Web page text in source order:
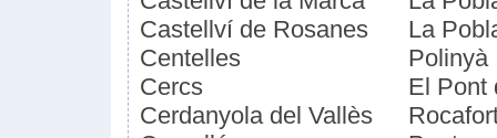
Castellví de Rosanes
Centelles
Cercs
Cerdanyola del Vallès
La
Polinyà
El Pont